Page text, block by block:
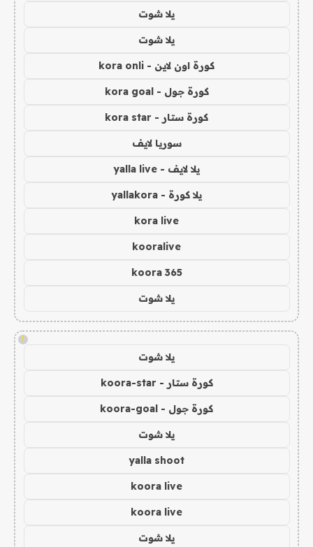
يلا شوت
يلا شوت
كورة اون لاين - kora onli
كورة جول - kora goal
كورة ستار - kora star
سوريا لايف
يلا لايف - yalla live
يلا كورة - yallakora
kora live
kooralive
koora 365
يلا شوت
!
يلا شوت
كورة ستار - koora-star
كورة جول - koora-goal
يلا شوت
yalla shoot
koora live
koora live
يلا شوت